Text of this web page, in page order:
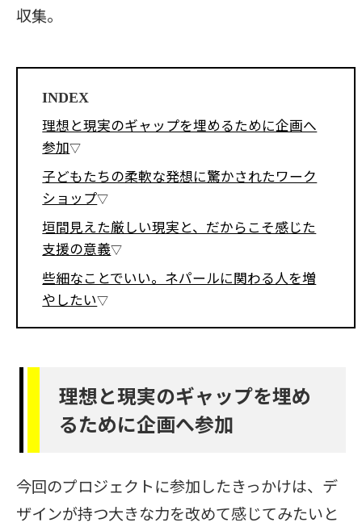
収集。
INDEX
理想と現実のギャップを埋めるために企画へ
参加
子どもたちの柔軟な発想に驚かされたワーク
ショップ
垣間見えた厳しい現実と、だからこそ感じた
支援の意義
些細なことでいい。ネパールに関わる人を増
やしたい
理想と現実のギャップを埋め
るために企画へ参加
今回のプロジェクトに参加したきっかけは、デ
ザインが持つ大きな力を改めて感じてみたいと